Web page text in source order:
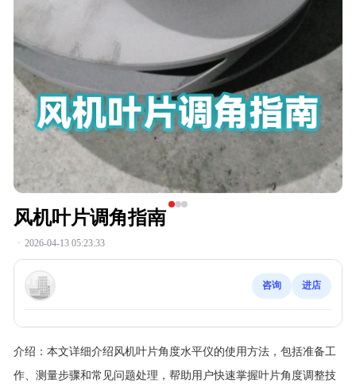
风机叶片调角指南
· 2026-04-13 05:23:33
咨询 进店
介绍： 本文详细介绍风机叶片角度水平仪的使用方法，包括准备工
作、测量步骤和常见问题处理，帮助用户快速掌握叶片角度调整技